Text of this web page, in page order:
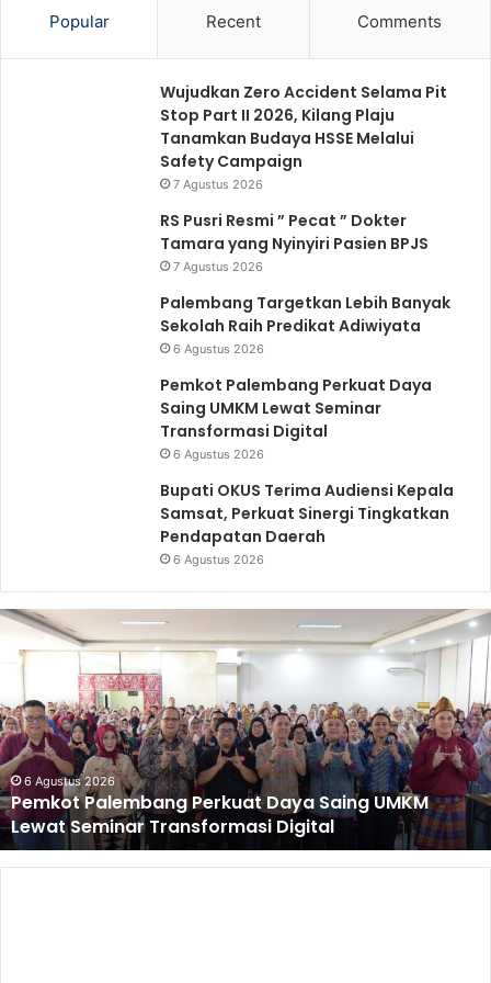
Popular Recent Comments
Wujudkan Zero Accident Selama Pit
Stop Part II 2026, Kilang Plaju
Tanamkan Budaya HSSE Melalui
Safety Campaign
7 Agustus 2026
RS Pusri Resmi ” Pecat ” Dokter
Tamara yang Nyinyiri Pasien BPJS
7 Agustus 2026
Palembang Targetkan Lebih Banyak
Sekolah Raih Predikat Adiwiyata
6 Agustus 2026
Pemkot Palembang Perkuat Daya
Saing UMKM Lewat Seminar
Transformasi Digital
6 Agustus 2026
Bupati OKUS Terima Audiensi Kepala
Samsat, Perkuat Sinergi Tingkatkan
Pendapatan Daerah
6 Agustus 2026
Pemkot
Palembang
Perkuat
Daya
Saing
UMKM
Lewat
Seminar
Transformasi
Digital
6 Agustus 2026
Pemkot Palembang Perkuat Daya Saing UMKM
Lewat Seminar Transformasi Digital